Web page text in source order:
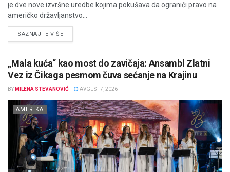
je dve nove izvršne uredbe kojima pokušava da ograniči pravo na
američko državljanstvo...
SAZNAJTE VIŠEDETAILS
„Mala kuća“ kao most do zavičaja: Ansambl Zlatni
Vez iz Čikaga pesmom čuva sećanje na Krajinu
BY MILENA STEVANOVIĆ AVGUST 7, 2026
AMERIKA